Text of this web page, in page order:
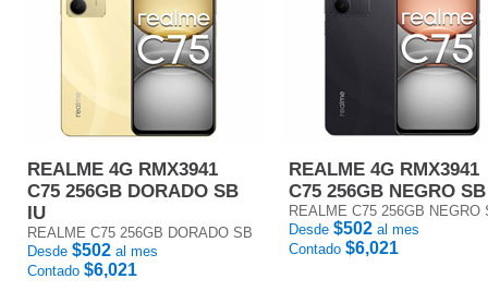
REALME 4G RMX3941
C75 256GB DORADO SB
IU
REALME C75 256GB DORADO SB
Desde $502 al mes
Contado $6,021
REALME 4G RMX3941
C75 256GB NEGRO
REALME C75 256GB NEGRO
Desde $502 al mes
Contado $6,021